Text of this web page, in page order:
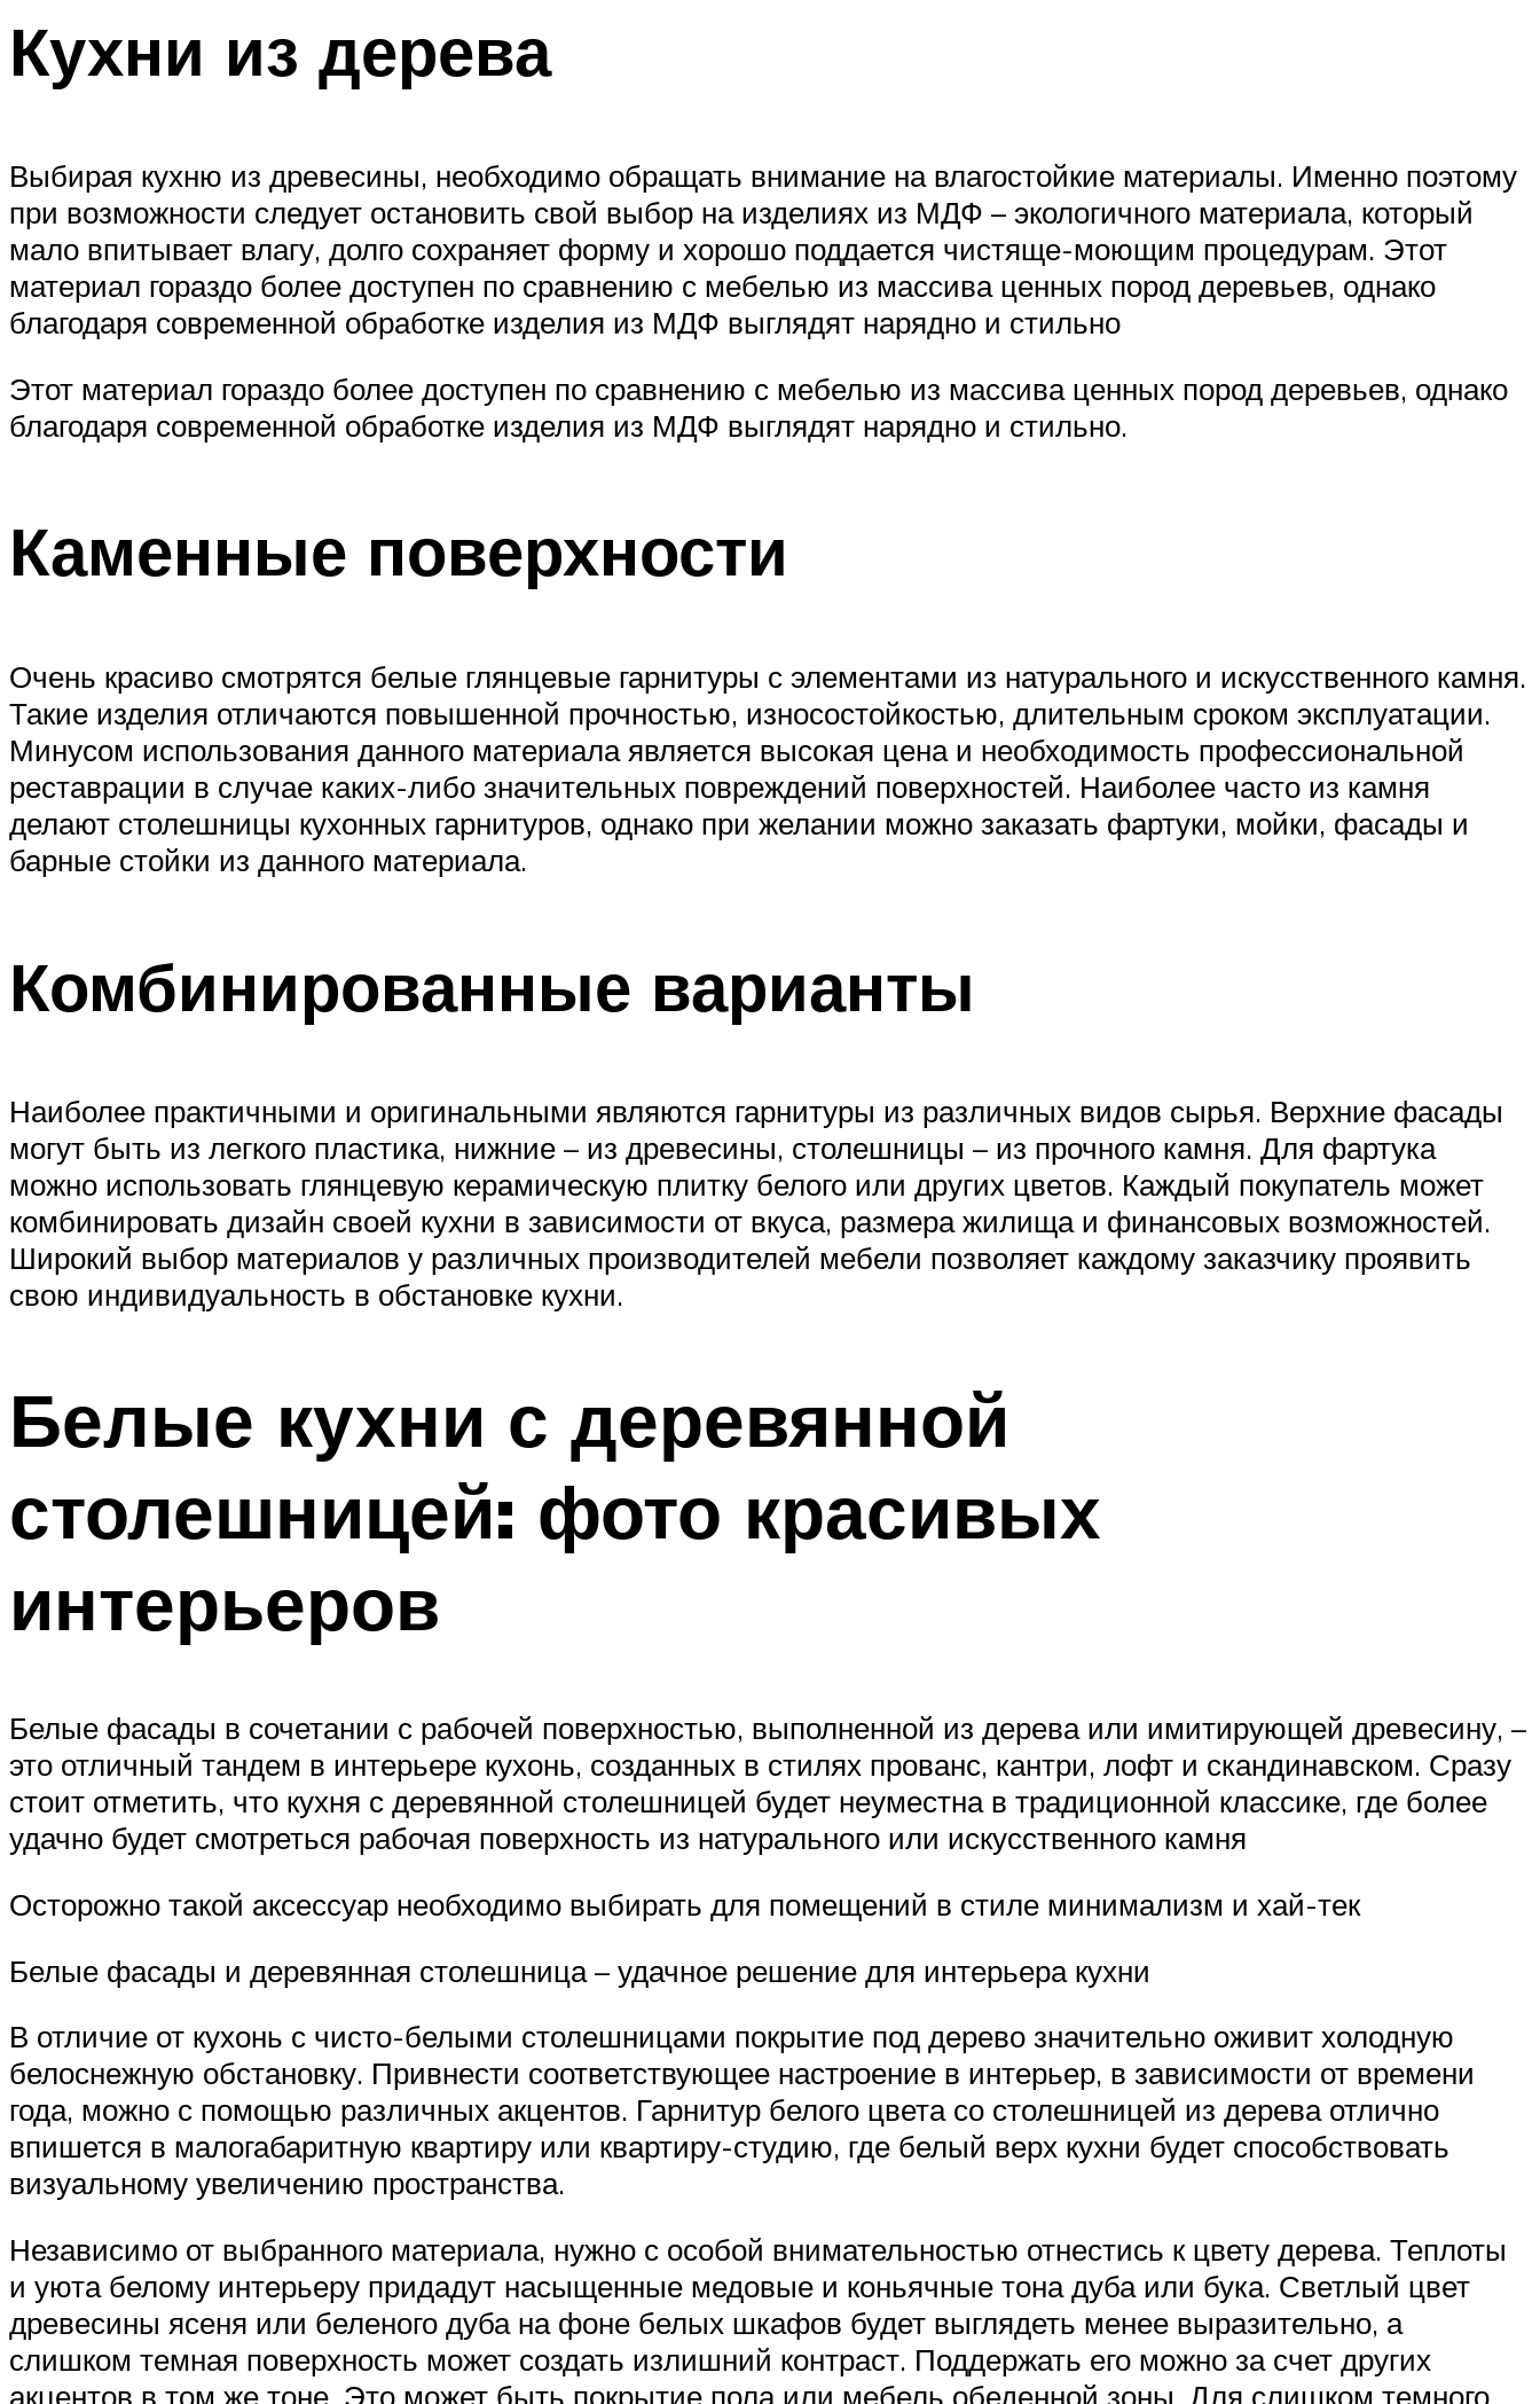
Кухни из дерева
Выбирая кухню из древесины, необходимо обращать внимание на влагостойкие материалы. Именно поэтому
при возможности следует остановить свой выбор на изделиях из МДФ – экологичного материала, который
мало впитывает влагу, долго сохраняет форму и хорошо поддается чистяще-моющим процедурам. Этот
материал гораздо более доступен по сравнению с мебелью из массива ценных пород деревьев, однако
благодаря современной обработке изделия из МДФ выглядят нарядно и стильно
Этот материал гораздо более доступен по сравнению с мебелью из массива ценных пород деревьев, однако
благодаря современной обработке изделия из МДФ выглядят нарядно и стильно.
Каменные поверхности
Очень красиво смотрятся белые глянцевые гарнитуры с элементами из натурального и искусственного камня.
Такие изделия отличаются повышенной прочностью, износостойкостью, длительным сроком эксплуатации.
Минусом использования данного материала является высокая цена и необходимость профессиональной
реставрации в случае каких-либо значительных повреждений поверхностей. Наиболее часто из камня
делают столешницы кухонных гарнитуров, однако при желании можно заказать фартуки, мойки, фасады и
барные стойки из данного материала.
Комбинированные варианты
Наиболее практичными и оригинальными являются гарнитуры из различных видов сырья. Верхние фасады
могут быть из легкого пластика, нижние – из древесины, столешницы – из прочного камня. Для фартука
можно использовать глянцевую керамическую плитку белого или других цветов. Каждый покупатель может
комбинировать дизайн своей кухни в зависимости от вкуса, размера жилища и финансовых возможностей.
Широкий выбор материалов у различных производителей мебели позволяет каждому заказчику проявить
свою индивидуальность в обстановке кухни.
Белые кухни с деревянной
столешницей: фото красивых
интерьеров
Белые фасады в сочетании с рабочей поверхностью, выполненной из дерева или имитирующей древесину, –
это отличный тандем в интерьере кухонь, созданных в стилях прованс, кантри, лофт и скандинавском. Сразу
стоит отметить, что кухня с деревянной столешницей будет неуместна в традиционной классике, где более
удачно будет смотреться рабочая поверхность из натурального или искусственного камня
Осторожно такой аксессуар необходимо выбирать для помещений в стиле минимализм и хай-тек
Белые фасады и деревянная столешница – удачное решение для интерьера кухни
В отличие от кухонь с чисто-белыми столешницами покрытие под дерево значительно оживит холодную
белоснежную обстановку. Привнести соответствующее настроение в интерьер, в зависимости от времени
года, можно с помощью различных акцентов. Гарнитур белого цвета со столешницей из дерева отлично
впишется в малогабаритную квартиру или квартиру-студию, где белый верх кухни будет способствовать
визуальному увеличению пространства.
Независимо от выбранного материала, нужно с особой внимательностью отнестись к цвету дерева. Теплоты
и уюта белому интерьеру придадут насыщенные медовые и коньячные тона дуба или бука. Светлый цвет
древесины ясеня или беленого дуба на фоне белых шкафов будет выглядеть менее выразительно, а
слишком темная поверхность может создать излишний контраст. Поддержать его можно за счет других
акцентов в том же тоне. Это может быть покрытие пола или мебель обеденной зоны. Для слишком темного